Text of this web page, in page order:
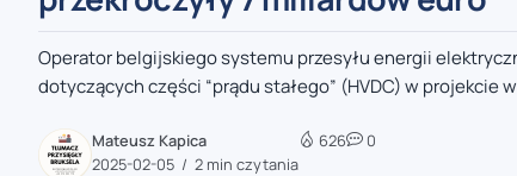
zaobserwuj nas
zaobserwuj nas
Operator belgijskiego systemu przesyłu energii
dotyczących części “prądu stałego” (HVDC) w projekcie
Mateusz Kapica
2025-02-05
2 min czytania
626 0